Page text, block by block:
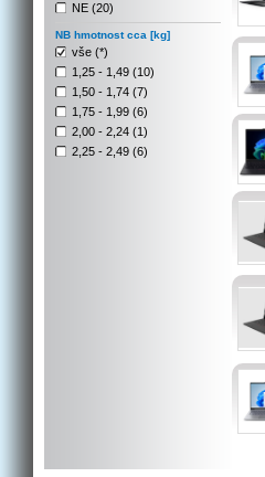
NE (20)
NB hmotnost cca [kg]
vše (*)
1,25 - 1,49 (10)
1,50 - 1,74 (7)
1,75 - 1,99 (6)
2,00 - 2,24 (1)
2,25 - 2,49 (6)